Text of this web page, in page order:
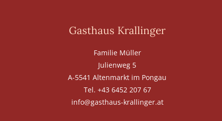
Gasthaus Krallinger
Familie Müller
Julienweg 5
A-5541 Altenmarkt im Pongau
Tel. +43 6452 207 67
info@gasthaus-krallinger.at